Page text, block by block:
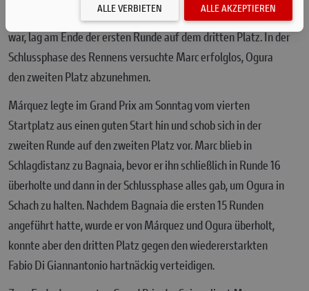
Márquez, der aus der zweiten Startreihe ins Rennen gegangen
war, lag am Ende der ersten Runde auf dem dritten Platz. In der
Schlussphase des Rennens versuchte Marc erfolglos, Ogura
den zweiten Platz abzunehmen.
Márquez legte im Grand Prix am Sonntag vom vierten
Startplatz aus einen guten Start hin und schob sich in der
zweiten Runde auf den zweiten Platz vor. Marc blieb in
Schlagdistanz zu Bagnaia, bevor er ihn schließlich in Runde 16
überholte und dann in der Schlussphase alles gab, um Ogura in
Schach zu halten. Nachdem Bagnaia die ersten 15 Runden
angeführt hatte, wurde er von Márquez und Ogura überholt,
konnte aber den dritten Platz gegen den wiedererstarkten
Fabio Di Giannantonio hartnäckig verteidigen.
ALLE VERBIETEN ALLE AKZEPTIEREN